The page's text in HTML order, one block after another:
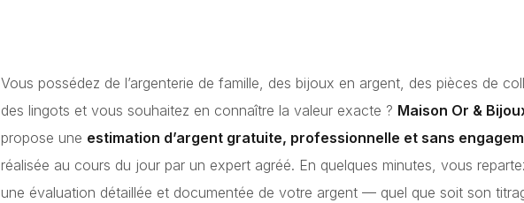
Vous possédez de l’argenterie de famille, des bijoux en argent, des pièces de
des lingots et vous souhaitez en connaître la valeur exacte ? Maison Or &
propose une estimation d’argent gratuite, professionnelle et sans
réalisée au cours du jour par un expert agréé. En quelques minutes, vous
une évaluation détaillée et documentée de votre argent — quel que soit son